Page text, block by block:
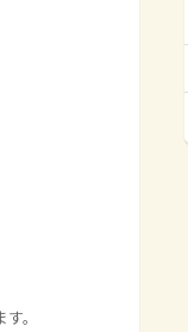
す。